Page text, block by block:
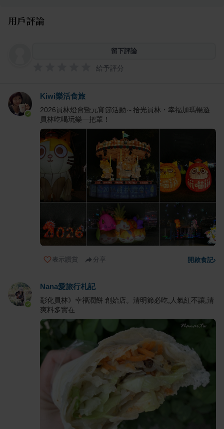
用戶評論
留下評論
給予評分
Kiwi樂活食旅
2026員林燈會暨元宵節活動～拾光員林・幸福加瑪暢遊
員林吃喝玩樂一把罩！
表示讚賞 分享 開啟食記›
Nana愛旅行札記
彰化員林》幸福潤餅 創始店。清明節必吃,人氣紅不讓,清
爽料多實在